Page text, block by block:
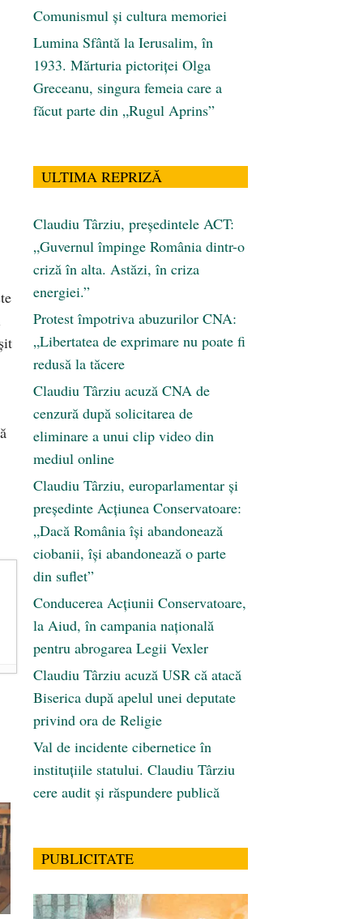
Comunismul şi cultura memoriei
Lumina Sfântă la Ierusalim, în
1933. Mărturia pictoriței Olga
Greceanu, singura femeia care a
făcut parte din „Rugul Aprins”
ULTIMA REPRIZĂ
Claudiu Târziu, președintele ACT:
„Guvernul împinge România dintr-o
criză în alta. Astăzi, în criza
energiei.”
Protest împotriva abuzurilor CNA:
„Libertatea de exprimare nu poate fi
redusă la tăcere
Claudiu Târziu acuză CNA de
cenzură după solicitarea de
eliminare a unui clip video din
mediul online
Claudiu Târziu, europarlamentar și
președinte Acțiunea Conservatoare:
„Dacă România își abandonează
ciobanii, își abandonează o parte
din suflet”
Conducerea Acțiunii Conservatoare,
la Aiud, în campania națională
pentru abrogarea Legii Vexler
Claudiu Târziu acuză USR că atacă
Biserica după apelul unei deputate
privind ora de Religie
Val de incidente cibernetice în
instituțiile statului. Claudiu Târziu
cere audit și răspundere publică
PUBLICITATE